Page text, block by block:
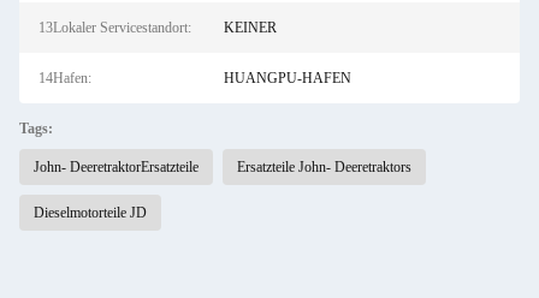
13Lokaler Servicestandort: KEINER
14Hafen: HUANGPU-HAFEN
Tags:
John- DeeretraktorErsatzteile Ersatzteile John- Deeretraktors
Dieselmotorteile JD